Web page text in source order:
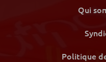
Qui
Politique